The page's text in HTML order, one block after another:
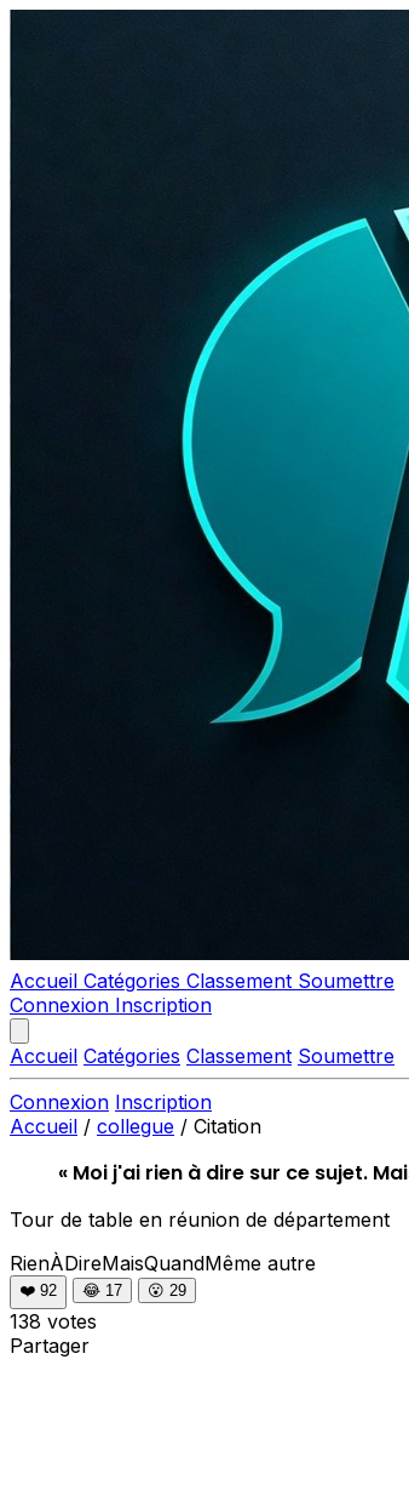
Accueil Catégories Classement Soumettre
Connexion Inscription
Accueil Catégories Classement Soumettre
Connexion Inscription
Accueil / collegue / Citation
« Moi j'ai rien à dire sur ce sujet.
Tour de table en réunion de département
RienÀDireMaisQuandMême autre
❤️ 92 😂 17 😮 29
138 votes
Partager